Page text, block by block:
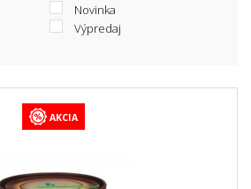
Novinka
Výpredaj
AKCIA